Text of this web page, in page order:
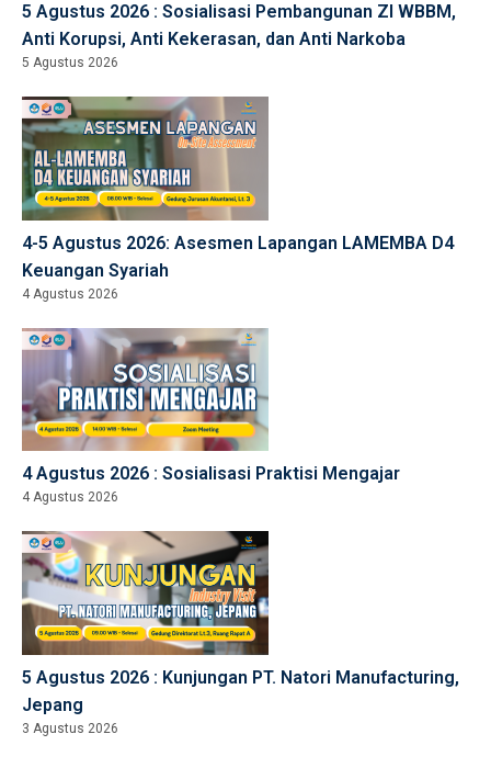
5 Agustus 2026 : Sosialisasi Pembangunan ZI WBBM,
Anti Korupsi, Anti Kekerasan, dan Anti Narkoba
5 Agustus 2026
4-5 Agustus 2026: Asesmen Lapangan LAMEMBA D4
Keuangan Syariah
4 Agustus 2026
4 Agustus 2026 : Sosialisasi Praktisi Mengajar
4 Agustus 2026
5 Agustus 2026 : Kunjungan PT. Natori Manufacturing,
Jepang
3 Agustus 2026